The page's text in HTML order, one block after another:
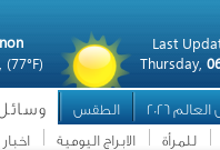
Last
Thursday,
(77°F)
2026 الطقس وسائل
للمرأة الابراج اليومية